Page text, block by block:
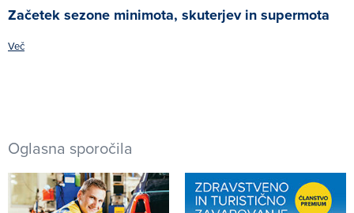
Začetek sezone minimota, skuterjev in supermota
Več
Oglasna sporočila